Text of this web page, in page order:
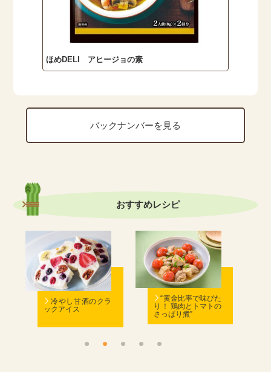
ほめDELI アヒージョの素
バックナンバーを見る
おすすめレシピ
冷やし甘酒のクラ
ックアイス
“黄金比率で味ぴた
り！ 鶏肉とトマトの
さっぱり煮”